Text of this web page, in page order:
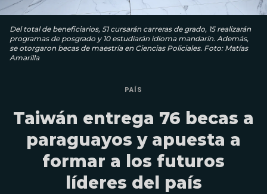
Del total de beneficiarios, 51 cursarán carreras de grado, 15 realizarán
programas de posgrado y 10 estudiarán idioma mandarín. Además,
se otorgaron becas de maestría en Ciencias Policiales. Foto: Matías
Amarilla
PAÍS
Taiwán entrega 76 becas a
paraguayos y apuesta a
formar a los futuros
líderes del país